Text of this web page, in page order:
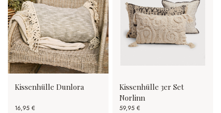
Kissenhülle Dunlora
16,95 €
Kissenhülle 3er Set
Norlinn
59,95 €